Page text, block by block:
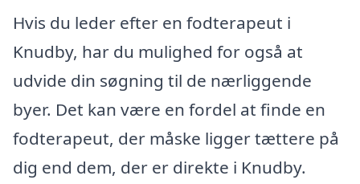
Hvis du leder efter en fodterapeut i
Knudby, har du mulighed for også at
udvide din søgning til de nærliggende
byer. Det kan være en fordel at finde en
fodterapeut, der måske ligger tættere på
dig end dem, der er direkte i Knudby.